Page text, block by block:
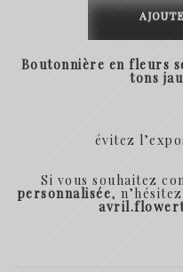
de
Boutonnière
Avril
Boutonnière en fleurs
tons
évitez
Si vous souhaitez
personnalisée,